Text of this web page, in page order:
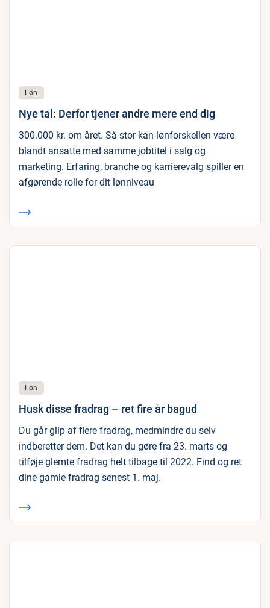
Løn
Nye tal: Derfor tjener andre mere end dig
300.000 kr. om året. Så stor kan lønforskellen være
blandt ansatte med samme jobtitel i salg og
marketing. Erfaring, branche og karrierevalg spiller en
afgørende rolle for dit lønniveau
Løn
Husk disse fradrag – ret fire år bagud
Du går glip af flere fradrag, medmindre du selv
indberetter dem. Det kan du gøre fra 23. marts og
tilføje glemte fradrag helt tilbage til 2022. Find og ret
dine gamle fradrag senest 1. maj.